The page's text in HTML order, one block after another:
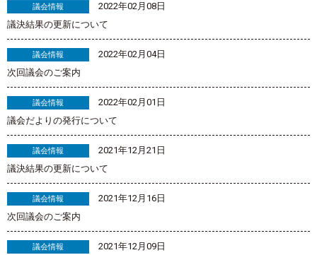
議会情報
2022年02月08日
議決結果の更新について
議会情報
2022年02月04日
次回議会のご案内
議会情報
2022年02月01日
議会だよりの発行について
議会情報
2021年12月21日
議決結果の更新について
議会情報
2021年12月16日
次回議会のご案内
議会情報
2021年12月09日